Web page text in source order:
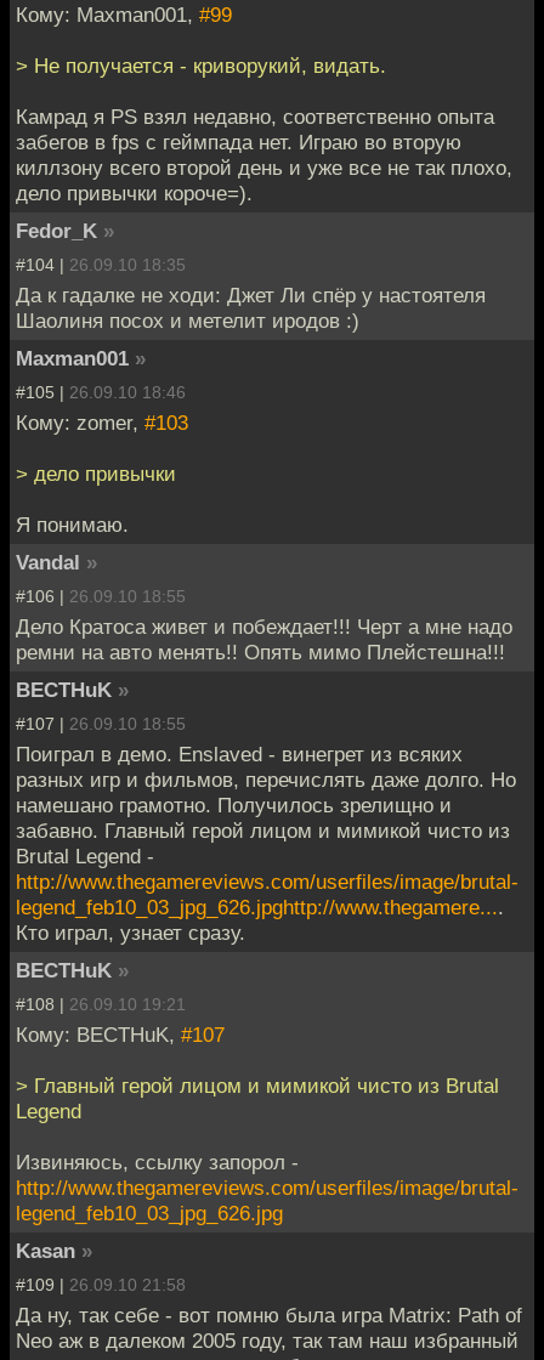
Кому: Maxman001, #99
> Не получается - криворукий, видать.
Камрад я PS взял недавно, соответственно опыта
забегов в fps с геймпада нет. Играю во вторую
киллзону всего второй день и уже все не так плохо,
дело привычки короче=).
Fedor_K »
#104 | 26.09.10 18:35
Да к гадалке не ходи: Джет Ли спёр у настоятеля
Шаолиня посох и метелит иродов :)
Maxman001 »
#105 | 26.09.10 18:46
Кому: zomer, #103
> дело привычки
Я понимаю.
Vandal »
#106 | 26.09.10 18:55
Дело Кратоса живет и побеждает!!! Черт а мне надо
ремни на авто менять!! Опять мимо Плейстешна!!!
BECTHuK »
#107 | 26.09.10 18:55
Поиграл в демо. Enslaved - винегрет из всяких
разных игр и фильмов, перечислять даже долго. Но
намешано грамотно. Получилось зрелищно и
забавно. Главный герой лицом и мимикой чисто из
Brutal Legend -
http://www.thegamereviews.com/userfiles/image/brutal-
legend_feb10_03_jpg_626.jpghttp://www.thegamere....
Кто играл, узнает сразу.
BECTHuK »
#108 | 26.09.10 19:21
Кому: BECTHuK, #107
> Главный герой лицом и мимикой чисто из Brutal
Legend
Извиняюсь, ссылку запорол -
http://www.thegamereviews.com/userfiles/image/brutal-
legend_feb10_03_jpg_626.jpg
Kasan »
#109 | 26.09.10 21:58
Да ну, так себе - вот помню была игра Matrix: Path of
Neo аж в далеком 2005 году, так там наш избранный